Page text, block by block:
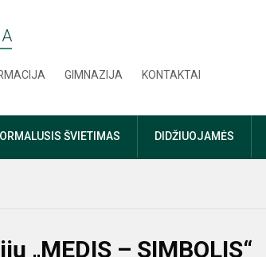
GIMNAZIJA KONTAKTAI
ŠVIETIMAS DIDŽIUOJAMĖS
„MEDIS – SIMBOLIS“